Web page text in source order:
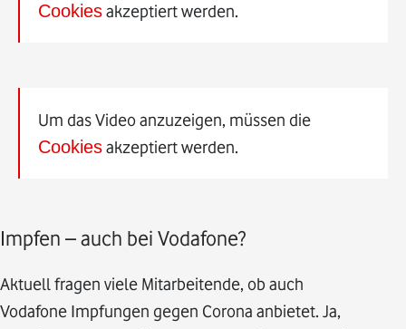
Cookiesakzeptiert werden.
Um das Video anzuzeigen, müssen die
Cookiesakzeptiert werden.
Impfen – auch bei Vodafone?
Aktuell fragen viele Mitarbeitende, ob auch
Vodafone Impfungen gegen Corona anbietet. Ja,